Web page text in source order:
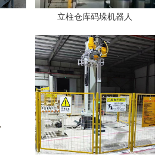
立柱仓库码垛机器人